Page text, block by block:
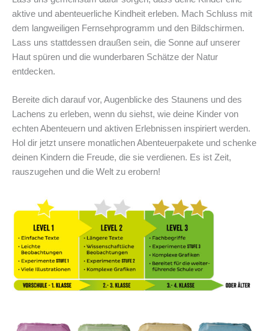
aktive und abenteuerliche Kindheit erleben. Mach Schluss mit
dem langweiligen Fernsehprogramm und den Bildschirmen.
Lass uns stattdessen draußen sein, die Sonne auf unserer
Haut spüren und die wunderbaren Schätze der Natur
entdecken.
Bereite dich darauf vor, Augenblicke des Staunens und des
Lachens zu erleben, wenn du siehst, wie deine Kinder von
echten Abenteuern und aktiven Erlebnissen inspiriert werden.
Hol dir jetzt unsere monatlichen Abenteuerpakete und schenke
deinen Kindern die Freude, die sie verdienen. Es ist Zeit,
rauszugehen und die Welt zu erobern!